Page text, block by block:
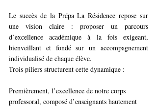
Le succès de la Prépa La Résidence repose sur
une vision claire : proposer un parcours
d’excellence académique à la fois exigeant,
bienveillant et fondé sur un accompagnement
individualisé de chaque élève.
Trois piliers structurent cette dynamique :
Premièrement, l’excellence de notre corps
professoral, composé d’enseignants hautement